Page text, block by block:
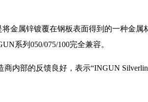
将金属锌镀覆在钢板表面得到的一种金属
系列 050/075/100完全兼容。
商内部的反馈良好，表示“INGUN